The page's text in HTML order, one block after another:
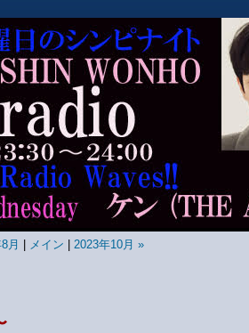
月 メイン 2023年10月 »